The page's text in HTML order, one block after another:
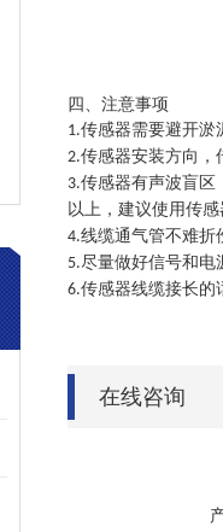
四、注意事项
1.传感器需要避开淤
2.传感器安装方向，
3.传感器有声波盲区
以上，建议使用传
4.线缆通气管不难折
5.尽量做好信号和电
6.传感器线缆接长的
在线咨询